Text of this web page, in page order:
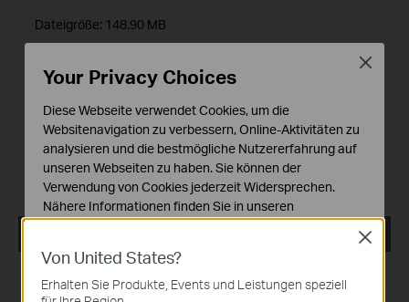
Dateigröße: 148.90 MB
New Features and Enhancements:
1. Optimized the recording export performance in certain
scenarios.
Bug Fixes:
1. Fixed some known issues.
Von United States?
Erhalten Sie Produkte, Events und Leistungen speziell
Close
Your Privacy Choices
Diese Webseite verwendet Cookies, um die
Websitenavigation zu verbessern, Online-Aktivitäten zu
analysieren und die bestmögliche Nutzererfahrung auf
unseren Webseiten zu haben. Sie können der
Verwendung von Cookies jederzeit Widersprechen.
Nähere Informationen finden Sie in unseren
Datenschutzhinweisen.
Notwendige Cookies
Diese Cookies sind zur Funktion der Website
erforderlich und können in Ihren Systemen nicht
Close